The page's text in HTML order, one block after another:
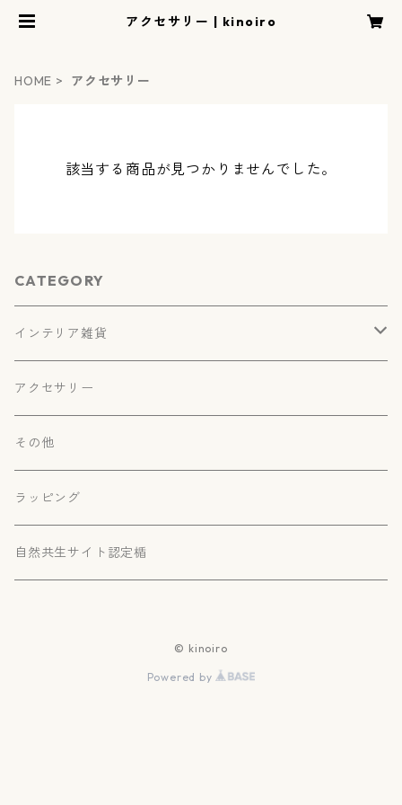
アクセサリー | kinoiro
HOME アクセサリー
該当する商品が見つかりませんでした。
CATEGORY
インテリア雑貨
自然共生サイト認定楯
アクセサリー
その他
ラッピング
自然共生サイト認定楯
© kinoiro
Powered by